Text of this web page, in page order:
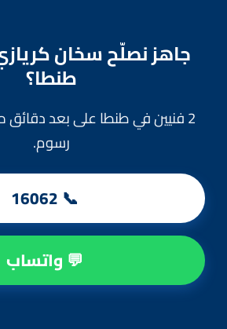
جاهز نصلّح سخان
طنطا؟
2 فنيين في طنطا على بعد
رسوم.
📞 16062
💬 واتساب